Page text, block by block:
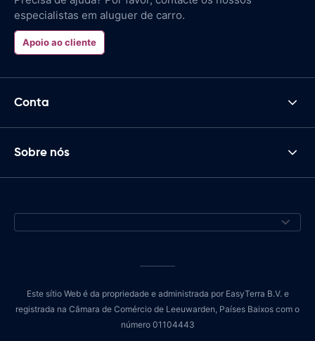
especialistas em aluguer de carro.
Apoio ao cliente
Conta
Sobre nós
Este sítio Web é da propriedade e administrada por EasyTerra B.V. e
registrada na Câmara de Comércio de Leeuwarden, Países Baixos com o
número 01104443